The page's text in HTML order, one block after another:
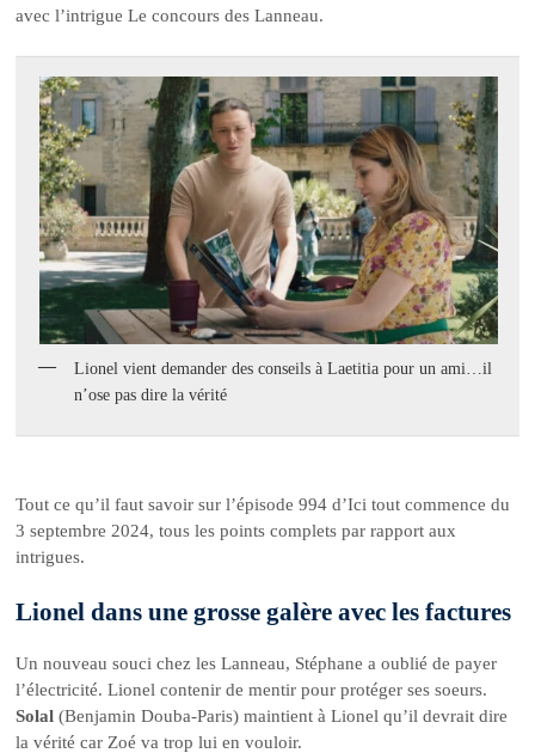
avec l’intrigue Le concours des Lanneau.
Lionel vient demander des conseils à Laetitia pour un ami…il
n’ose pas dire la vérité
Tout ce qu’il faut savoir sur l’épisode 994 d’Ici tout commence du
3 septembre 2024, tous les points complets par rapport aux
intrigues.
Lionel dans une grosse galère avec les factures
Un nouveau souci chez les Lanneau, Stéphane a oublié de payer
l’électricité. Lionel contenir de mentir pour protéger ses soeurs.
Solal (Benjamin Douba-Paris) maintient à Lionel qu’il devrait dire
la vérité car Zoé va trop lui en vouloir.